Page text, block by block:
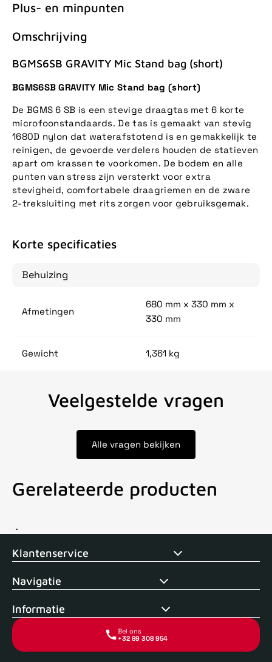
Plus- en minpunten
Omschrijving
BGMS6SB GRAVITY Mic Stand bag (short)
BGMS6SB GRAVITY Mic Stand bag (short)
De BGMS 6 SB is een stevige draagtas met 6 korte
microfoonstandaards. De tas is gemaakt van stevig
1680D nylon dat waterafstotend is en gemakkelijk te
reinigen, de gevoerde verdelers houden de statieven
apart om krassen te voorkomen. De bodem en alle
punten van stress zijn versterkt voor extra
stevigheid, comfortabele draagriemen en de zware
2-treksluiting met rits zorgen voor gebruiksgemak.
Korte specificaties
Behuizing
Afmetingen
680 mm x 330 mm x
330 mm
Gewicht 1,361 kg
Veelgestelde vragen
Alle vragen bekijken
Gerelateerde producten
Voor 15uur besteld, zelfde dag verstuurd Echte winkel +35
Klantenservice
Navigatie
Informatie
Bel ons
+32 89 308 954